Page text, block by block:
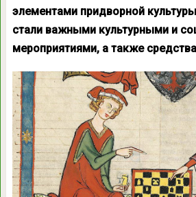
элементами придворной
стали важными культурными и
мероприятиями, а также